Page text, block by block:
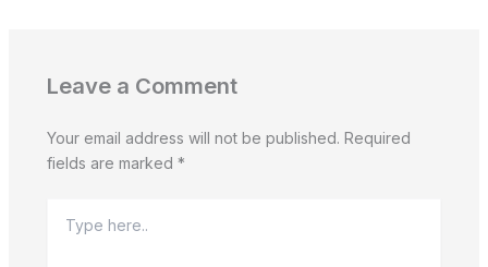
Leave a Comment
Your email address will not be published. Required
fields are marked *
here..